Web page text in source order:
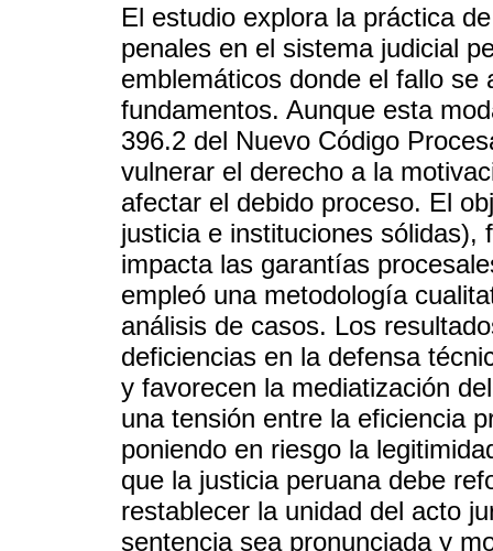
El estudio explora la práctica
penales en el sistema judicial
emblemáticos donde el fallo se
fundamentos. Aunque esta
396.2 del Nuevo Código
vulnerar el derecho a la
afectar el debido proceso. El
justicia e instituciones sólidas),
impacta las garantías
empleó una metodología
análisis de casos. Los
deficiencias en la defensa
y favorecen la mediatización
una tensión entre la eficiencia
poniendo en riesgo la
que la justicia peruana debe
restablecer la unidad del acto
sentencia sea pronunciada y